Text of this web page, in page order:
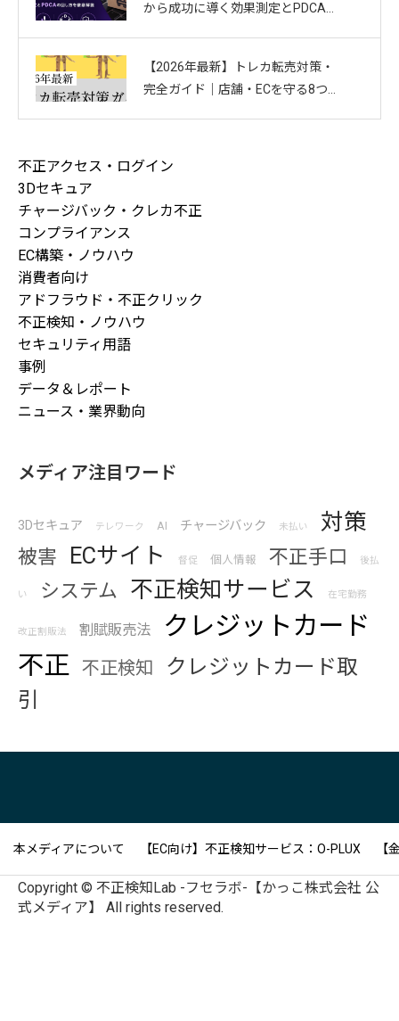
から成功に導く効果測定とPDCAの
【2026年最新】トレカ転売対策・
完全ガイド｜店舗・ECを守る8つの
不正アクセス・ログイン
3Dセキュア
チャージバック・クレカ不正
コンプライアンス
EC構築・ノウハウ
消費者向け
アドフラウド・不正クリック
不正検知・ノウハウ
セキュリティ用語
事例
データ＆レポート
ニュース・業界動向
メディア注目ワード
3Dセキュア テレワーク AI チャージバック 未払い 対策
被害 ECサイト 督促 個人情報 不正手口 後払
い システム 不正検知サービス 在宅勤務
改正割販法 割賦販売法
クレジットカード
不正 不正検知
クレジットカード取
引
本メディアについて 【EC向け】不正検知サービス：O-PLUX 【
Copyright © 不正検知Lab -フセラボ-【かっこ株式会社 公
式メディア】 All rights reserved.